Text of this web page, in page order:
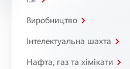
Виробництво
Інтелектуальна шахта
Нафта, газ та хімікати